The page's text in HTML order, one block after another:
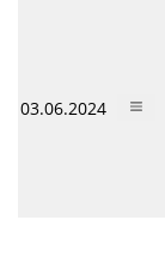
03.06.2024